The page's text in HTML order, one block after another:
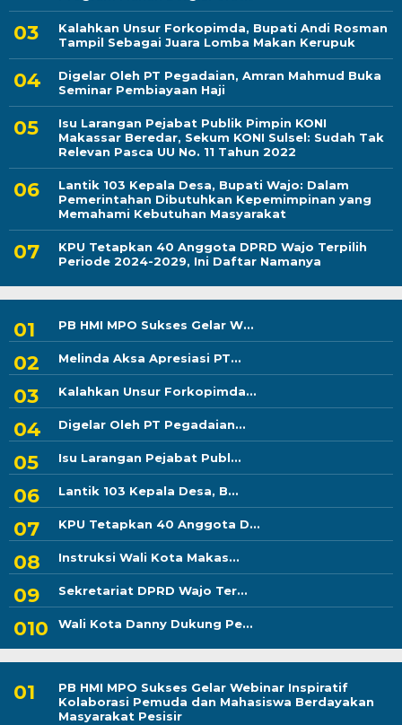
Kalahkan Unsur Forkopimda, Bupati Andi Rosman
Tampil Sebagai Juara Lomba Makan Kerupuk
Digelar Oleh PT Pegadaian, Amran Mahmud Buka
Seminar Pembiayaan Haji
Isu Larangan Pejabat Publik Pimpin KONI
Makassar Beredar, Sekum KONI Sulsel: Sudah Tak
Relevan Pasca UU No. 11 Tahun 2022
Lantik 103 Kepala Desa, Bupati Wajo: Dalam
Pemerintahan Dibutuhkan Kepemimpinan yang
Memahami Kebutuhan Masyarakat
KPU Tetapkan 40 Anggota DPRD Wajo Terpilih
Periode 2024-2029, Ini Daftar Namanya
PB HMI MPO Sukses Gelar W...
Melinda Aksa Apresiasi PT...
Kalahkan Unsur Forkopimda...
Digelar Oleh PT Pegadaian...
Isu Larangan Pejabat Publ...
Lantik 103 Kepala Desa, B...
KPU Tetapkan 40 Anggota D...
Instruksi Wali Kota Makas...
Sekretariat DPRD Wajo Ter...
Wali Kota Danny Dukung Pe...
PB HMI MPO Sukses Gelar Webinar Inspiratif
Kolaborasi Pemuda dan Mahasiswa Berdayakan
Masyarakat Pesisir